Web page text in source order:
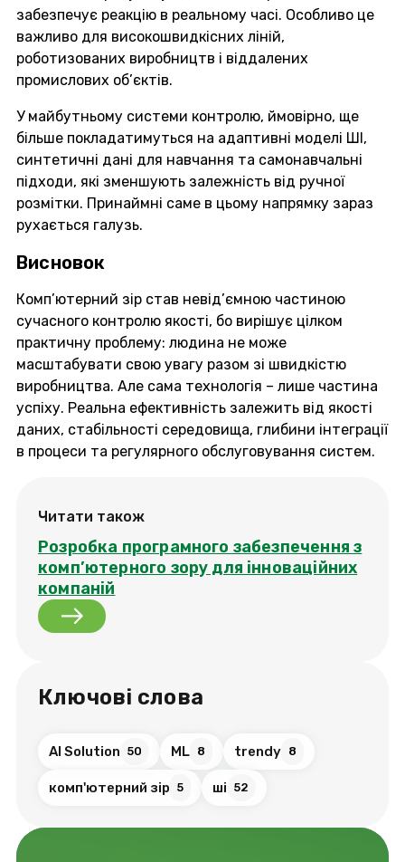
забезпечує реакцію в реальному часі. Особливо це
важливо для високошвидкісних ліній,
роботизованих виробництв і віддалених
промислових об’єктів.
У майбутньому системи контролю, ймовірно, ще
більше покладатимуться на адаптивні моделі ШІ,
синтетичні дані для навчання та самонавчальні
підходи, які зменшують залежність від ручної
розмітки. Принаймні саме в цьому напрямку зараз
рухається галузь.
Висновок
Комп’ютерний зір став невід’ємною частиною
сучасного контролю якості, бо вирішує цілком
практичну проблему: людина не може
масштабувати свою увагу разом зі швидкістю
виробництва. Але сама технологія – лише частина
успіху. Реальна ефективність залежить від якості
даних, стабільності середовища, глибини інтеграції
в процеси та регулярного обслуговування систем.
Читати також
Розробка програмного забезпечення з
комп’ютерного зору для інноваційних
компаній
Ключові слова
AI Solution 50 ML 8 trendy 8
комп'ютерний зір 5 ші 52